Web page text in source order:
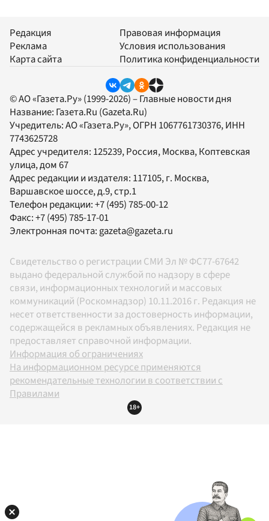
Редакция
Реклама
Карта сайта
Правовая информация
Условия использования
Политика конфиденциальности
© АО «Газета.Ру» (1999-2026) – Главные новости дня
Название: Газета.Ru (Gazeta.Ru)
Учредитель:АО «Газета.Ру», ОГРН 1067761730376, ИНН
7743625728
Адрес учредителя: 125239, Россия, Москва, Коптевская
улица, дом 67
Адрес редакции и издателя: 117105, г. Москва,
Варшавское шоссе, д.9, стр.1
Телефон редакции:+7 (495) 785-00-12
Факс:+7 (495) 785-17-01
Электронная почта: gazeta@gazeta.ru
Свидетельство о регистрации СМИ Эл № ФС77-67642
выдано федеральной службой по надзору в сфере
связи, информационных технологий и массовых
коммуникаций (Роскомнадзор) 10.11.2016 г. Редакция не
несет ответственности за достоверность информации,
содержащейся в рекламных объявлениях. Редакция не
предоставляет справочной информации.
Информация об ограничениях
На информационном ресурсе применяются
рекомендательные технологии в соответствии с
Правилами
18+